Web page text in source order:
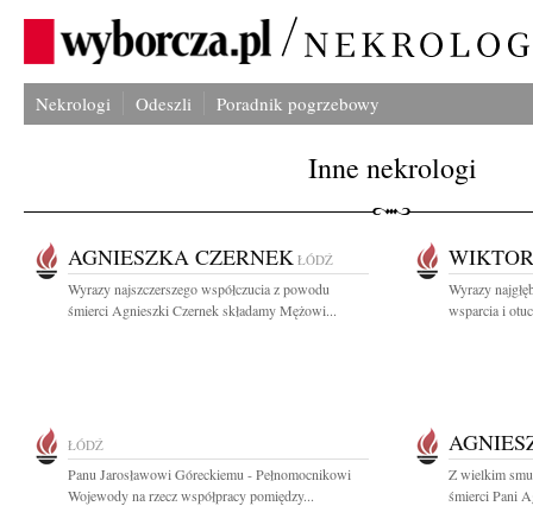
Nekrologi Odeszli Poradnik pogrzebowy
Inne nekrologi
AGNIESZKA CZERNEK ŁÓDŹ
Wyrazy najszczerszego współczucia z powodu
śmierci Agnieszki Czernek składamy Mężowi...
Wyrazy
wsparcia i
ŁÓDŹ
Panu Jarosławowi Góreckiemu - Pełnomocnikowi
Wojewody na rzecz współpracy pomiędzy...
Z wielkim
śmierci Pani